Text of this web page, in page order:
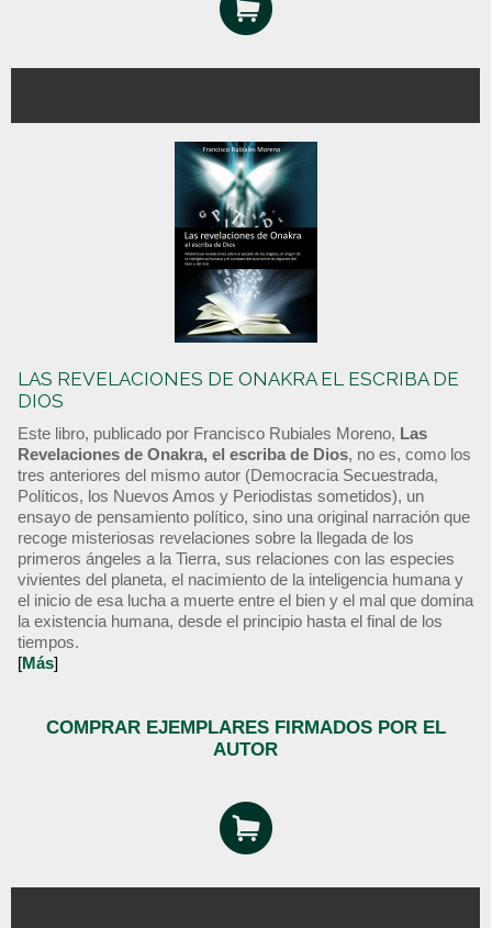
LAS REVELACIONES DE ONAKRA EL ESCRIBA DE
DIOS
Este libro, publicado por Francisco Rubiales Moreno, Las
Revelaciones de Onakra, el escriba de Dios, no es, como los
tres anteriores del mismo autor (Democracia Secuestrada,
Políticos, los Nuevos Amos y Periodistas sometidos), un
ensayo de pensamiento político, sino una original narración que
recoge misteriosas revelaciones sobre la llegada de los
primeros ángeles a la Tierra, sus relaciones con las especies
vivientes del planeta, el nacimiento de la inteligencia humana y
el inicio de esa lucha a muerte entre el bien y el mal que domina
la existencia humana, desde el principio hasta el final de los
tiempos.
[Más]
COMPRAR EJEMPLARES FIRMADOS POR EL
AUTOR